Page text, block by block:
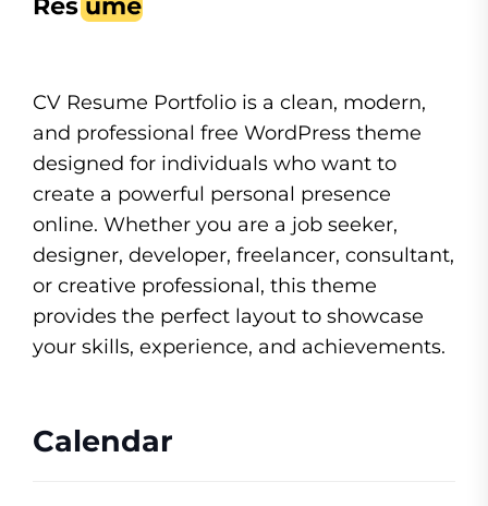
CV Resume Portfolio is a clean, modern,
and professional free WordPress theme
designed for individuals who want to
create a powerful personal presence
online. Whether you are a job seeker,
designer, developer, freelancer, consultant,
or creative professional, this theme
provides the perfect layout to showcase
your skills, experience, and achievements.
Calendar